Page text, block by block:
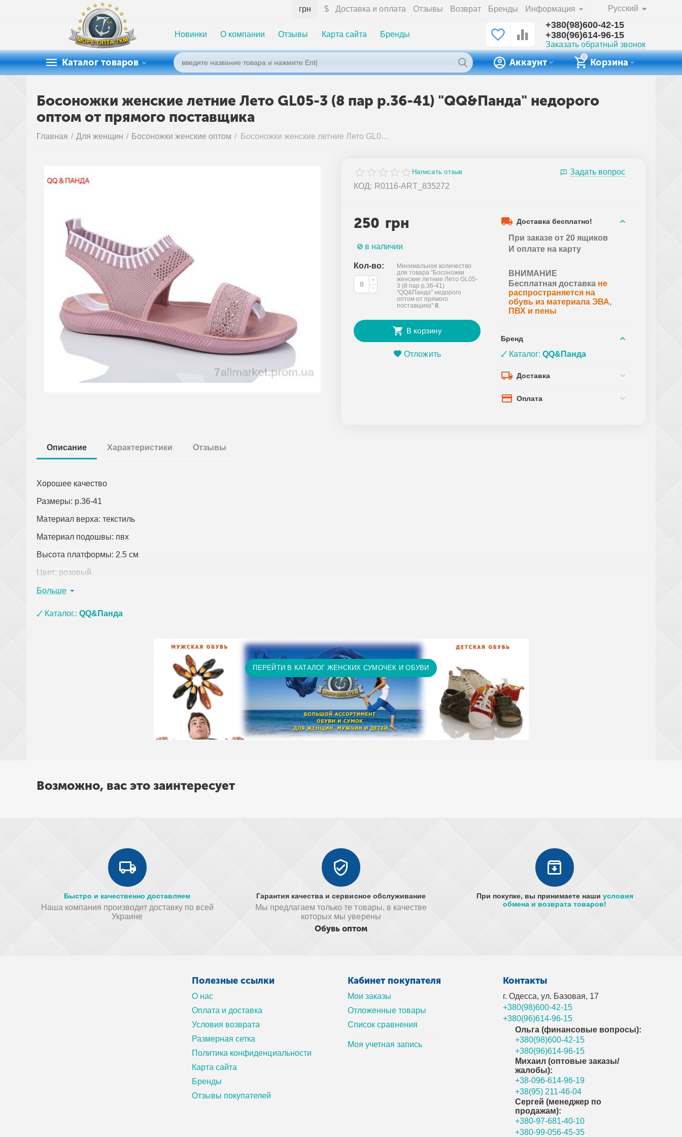
Русский
Доставка и оплата Отзывы Возврат Бренды Информация
грн $
Новинки О компании Отзывы Карта сайта Бренды
+380(98)600-42-15
+380(96)614-96-15
Заказать обратный звонок
Каталог товаров
0
Корзина
Аккаунт
Босоножки женские летние Лето GL05-3 (8 пар р.36-41) "QQ&Панда" недорого
оптом от прямого поставщика
Главная / Для женщин / Босоножки женские оптом / Босоножки женские летние Лето GL05-3 (8 пар р.36-41) "QQ&Панда" недорого оптом от прямого поставщика
Написать отзыв
Задать вопрос
КОД: R0116-ART_835272
250 грн
в наличии
Кол-во:
+
−
Минимальное количество
для товара "Босоножки
женские летние Лето GL05-
3 (8 пар р.36-41)
"QQ&Панда" недорого
оптом от прямого
поставщика"8.
В корзину
Отложить
Доставка бесплатно!
При заказе от 20 ящиков
И оплате на карту
ВНИМАНИЕ
Бесплатная доставка не
распространяется на
обувь из материала ЭВА,
ПВХ и пены
Бренд
🗸 Каталог:QQ&Панда
Доставка
Оплата
Описание Характеристики Отзывы
Хорошее качество
Размеры: р.36-41
Материал верха: текстиль
Материал подошвы: пвх
Высота платформы: 2.5 см
Цвет: розовый
Страна-производитель: Китай
сумки, покрывала, постельное белье, полотенца и т.д.)
Больше
🗸 Каталог.:QQ&Панда
ПЕРЕЙТИ В КАТАЛОГ ЖЕНСКИХ СУМОЧЕК И ОБУВИ
Возможно, вас это заинтересует
Быстро и качественно доставляем
Наша компания производит доставку по всей
Украине
Гарантия качества и сервисное обслуживание
Мы предлагаем только те товары, в качестве
которых мы уверены
Обувь оптом
При покупке, вы принимаете наши условия
обмена и возврата товаров!
Полезные ссылки
О нас
Оплата и доставка
Условия возврата
Размерная сетка
Политика конфиденциальности
Карта сайта
Бренды
Отзывы покупателей
Кабинет покупателя
Мои заказы
Отложенные товары
Список сравнения
Моя учетная запись
Контакты
г. Одесса, ул. Базовая, 17
+380(98)600-42-15
+380(96)614-96-15
Ольга (финансовые вопросы):
+380(98)600-42-15
+380(96)614-96-15
Михаил (оптовые заказы/
жалобы):
+38-096-614-96-19
+38(95) 211-46-04
Сергей (менеджер по
продажам):
+380-97-681-40-10
+380-99-056-45-35